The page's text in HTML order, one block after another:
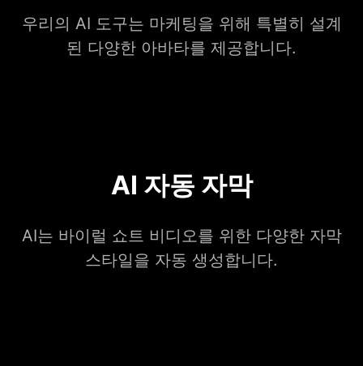
우리의 AI 도구는 마케팅을 위해 특별히 설계
된 다양한 아바타를 제공합니다.
AI 자동 자막
AI는 바이럴 쇼트 비디오를 위한 다양한 자막
스타일을 자동 생성합니다.